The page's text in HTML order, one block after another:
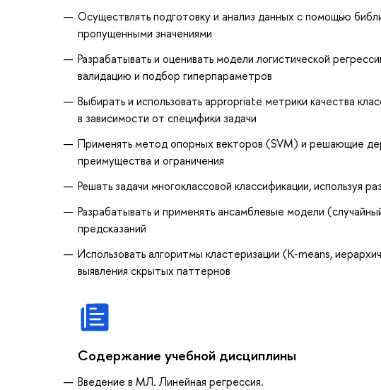
Осуществлять подготовку и анализ данных с помощью
пропущенными значениями
Разрабатывать и оценивать модели логистической
валидацию и подбор гиперпараметров
Выбирать и использовать appropriate метрики качества
в зависимости от специфики задачи
Применять метод опорных векторов (SVM) и решающие
преимущества и ограничения
Решать задачи многоклассовой классификации, используя
Разрабатывать и применять ансамблевые модели
предсказаний
Использовать алгоритмы кластеризации (K-means,
выявления скрытых паттернов
Содержание учебной дисциплины
Введение в МЛ. Линейная регрессия.